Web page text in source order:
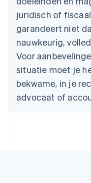
juridisch of
garandeert niet
nauwkeurig,
Voor
situatie moet je
bekwame, in je
advocaat of
Bulgarije
English
Canada
Cyprus
English
Denemarken
English
Duitsland
DeutschEnglish
English